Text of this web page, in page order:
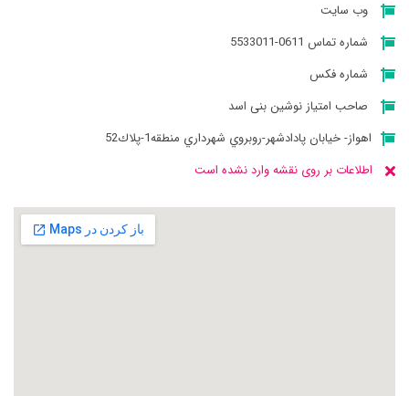
وب سایت
شماره تماس 0611-5533011
شماره فکس
صاحب امتیاز نوشین بنی اسد
اهواز- خيابان پادادشهر-روبروي شهرداري منطقه1-پلاك52
اطلاعات بر روی نقشه وارد نشده است